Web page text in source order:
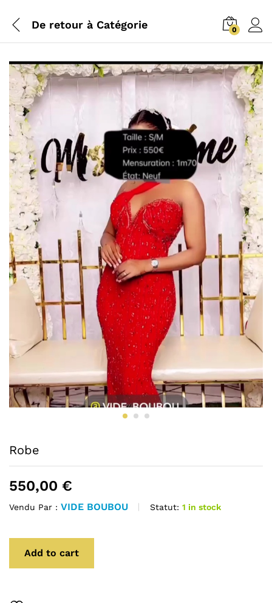
De retour à Catégorie 0
Robe
550,00 €
Vendu Par : VIDE BOUBOU Statut: 1 in stock
Add to cart